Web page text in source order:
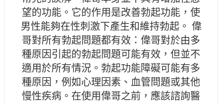
望的功能。它的作用是改善勃起功能，使
男性能夠在性刺激下產生和維持勃起。 偉
哥對所有勃起問題都有效：偉哥對於由多
種原因引起的勃起問題可能有效，但並不
適用於所有情況。勃起功能障礙可能有多
種原因，例如心理因素、血管問題或其他
慢性疾病。在使用偉哥之前，應該諮詢醫